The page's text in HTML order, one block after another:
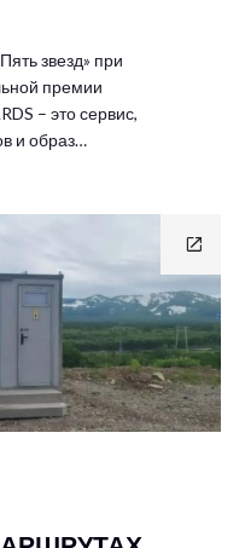
звезд» при
премии
– это сервис,
и образ…